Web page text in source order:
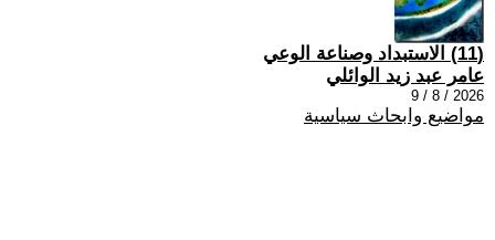
(11) الاستبداد وصناعة الوعي
عامر عبد زيد الوائلي
2026 / 8 / 9
مواضيع وابحاث سياسية